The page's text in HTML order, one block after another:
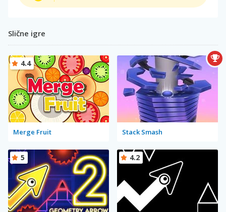
Slične igre
Merge Fruit
4.4
Stack Smash
5 4.2